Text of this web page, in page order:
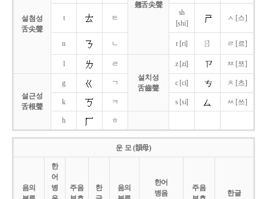
翹舌尖聲
설첨성
舌尖聲
t ㅌ
sh
[shi]
ㅅ [스]
n ㄴ r [ri] ㄖ ㄹ [르]
l
ㄹ
설치성
舌齒聲
z [zi] ㅉ [쯔]
설근성
舌根聲
g ㄱ c [ci] ㅊ [츠]
k ㅋ s [si] ㅆ [쓰]
h ㅎ
운 모 (韻母)
음의
한
어
병
주음
한
음의
한어
병음
주음
한글